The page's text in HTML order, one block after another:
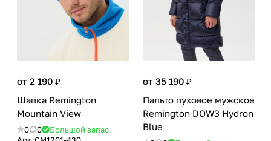
от 2 190 ₽
Шапка Remington
Mountain View
0 0
Большой запас
от 35 190 ₽
Пальто пуховое мужское
Remington DOW3 Нydron
Blue